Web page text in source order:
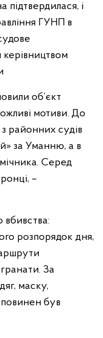
підтвердилася, і
ГУНП в
керівництвом
об’єкт
мотиви. До
з районних судів
за Уманню, а в
Серед
–
вбивства:
розпорядок дня,
За
маску,
повинен був